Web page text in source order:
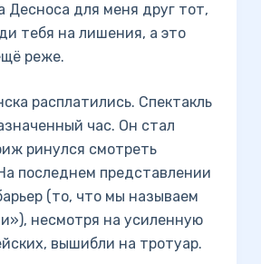
Десноса для меня друг тот,
тебя на лишения, а это
реже.
расплатились. Спектакль
час. Он стал
ринулся смотреть
последнем представлении
(то, что мы называем
несмотря на усиленную
вышибли на тротуар.